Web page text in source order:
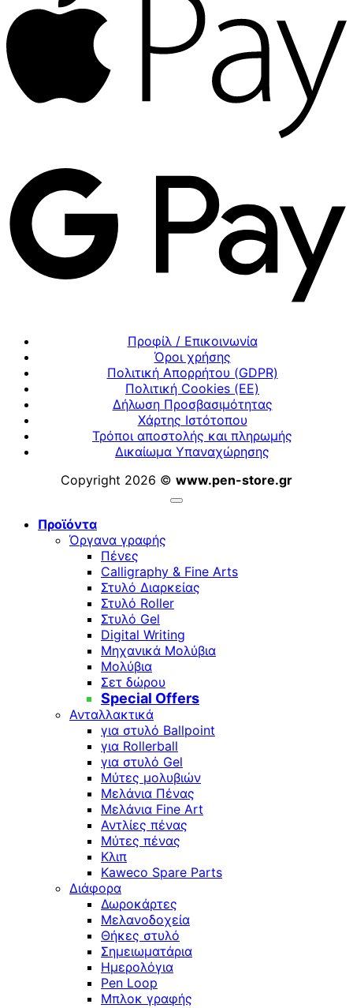
Προφίλ / Επικοινωνία
Όροι χρήσης
Πολιτική Απορρήτου (GDPR)
Πολιτική Cookies (ΕΕ)
Δήλωση Προσβασιμότητας
Χάρτης Ιστότοπου
Τρόποι αποστολής και πληρωμής
Δικαίωμα Υπαναχώρησης
Copyright 2026 © www.pen-store.gr
Προϊόντα
Όργανα γραφής
Πένες
Calligraphy & Fine Arts
Στυλό Διαρκείας
Στυλό Roller
Στυλό Gel
Digital Writing
Μηχανικά Μολύβια
Μολύβια
Σετ δώρου
Special Offers
Ανταλλακτικά
για στυλό Ballpoint
για Rollerball
για στυλό Gel
Μύτες μολυβιών
Μελάνια Πένας
Μελάνια Fine Art
Αντλίες πένας
Μύτες πένας
Κλιπ
Kaweco Spare Parts
Διάφορα
Δωροκάρτες
Μελανοδοχεία
Θήκες στυλό
Σημειωματάρια
Ημερολόγια
Pen Loop
Μπλοκ γραφής